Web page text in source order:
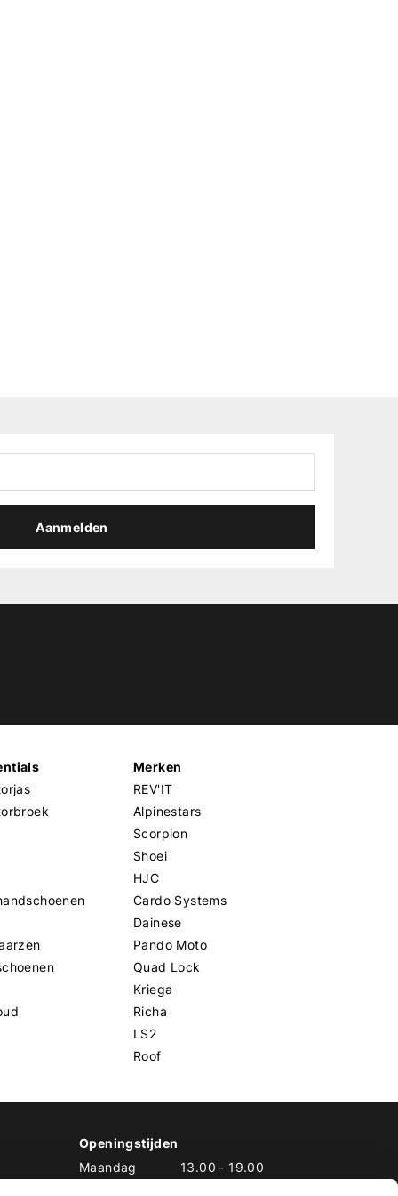
Aanmelden
Merken
REV'IT
Alpinestars
Scorpion
Shoei
HJC
Cardo Systems
Dainese
Pando Moto
Quad Lock
Kriega
Richa
LS2
Roof
Openingstijden
Maandag
13.00 - 19.00